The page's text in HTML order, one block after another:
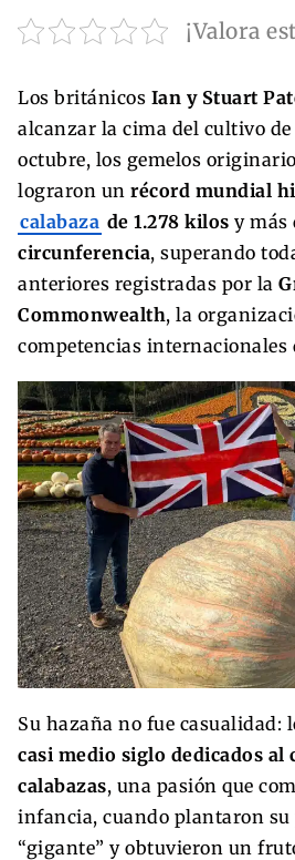
¡Valora
Los británicos Ian y Stuart
alcanzar la cima del cultivo
octubre, los gemelos
lograron un récord mundial
calabaza de 1.278 kilos y más
circunferencia, superando
anteriores registradas por la
Commonwealth, la
competencias internacionales
Su hazaña no fue casualidad:
casi medio siglo dedicados al
calabazas, una pasión que
infancia, cuando plantaron
“gigante” y obtuvieron un